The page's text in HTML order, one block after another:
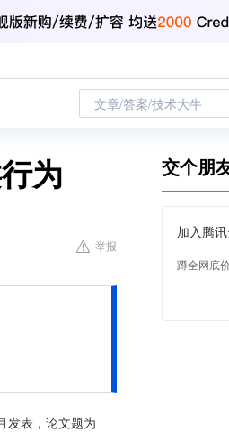
文章/答案/技术大牛
为
举报
发表，论文题为
交个朋
加入腾
蹲全网底